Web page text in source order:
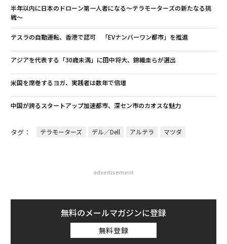
半年以内に日本のドローン第一人者になる〜テラモーターズの新たなる挑
戦〜
テスラの自動運転、香港で認可 「EVナンバーワン都市」を推進
アジアを代表する「30歳未満」に田中将大、錦織圭らが選出
米国を席巻するヨガ、実践者は数年で倍増
中国が誇るスタートアップ加速都市、深セン市のカオスな魅力
タグ： テラモーターズ デル／Dell アルテラ マツダ
advertisement
無料のメールマガジンに登録
無料登録